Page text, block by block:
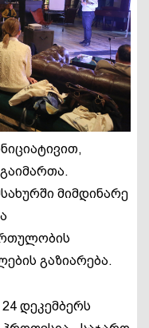
მიმდინარე
გაზიარება.
დეკემბერს